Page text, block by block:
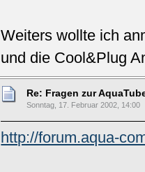
Weiters wollte ich
und die Cool&Plug
Re: Fragen zur
Sonntag, 17. Februar 2002, 14:00
http://forum.aqua-